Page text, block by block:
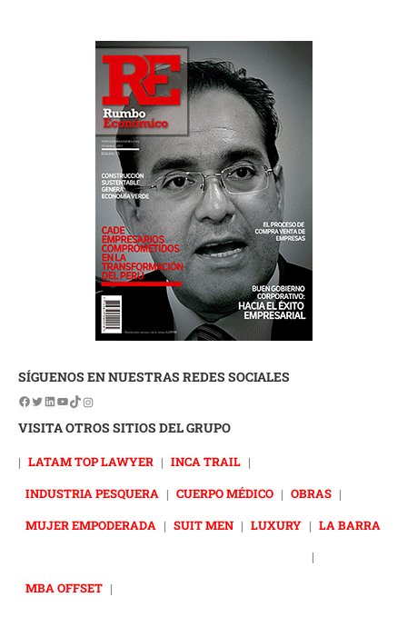
SÍGUENOS EN NUESTRAS REDES SOCIALES
VISITA OTROS SITIOS DEL GRUPO
| LATAM TOP LAWYER | INCA TRAIL |
INDUSTRIA PESQUERA | CUERPO MÉDICO | OBRAS |
MUJER EMPODERADA | SUIT MEN | LUXURY | LA BARRA
|
MBA OFFSET |